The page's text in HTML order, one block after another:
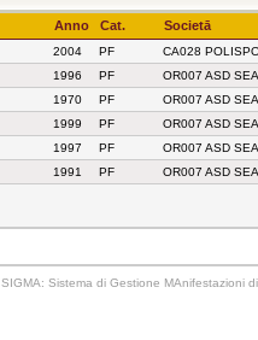
Anno Cat. Societā
2004 PF
CA028
1996 PF
OR007 ASD
1970 PF
OR007 ASD
1999 PF
OR007 ASD
1997 PF
OR007 ASD
1991 PF OR007 ASD
SIGMA: Sistema di Gestione MAnifestazioni